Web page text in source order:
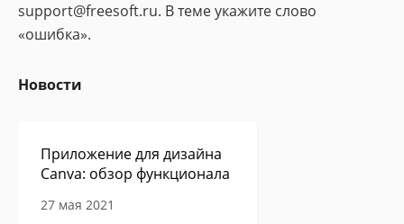
support@freesoft.ru. В теме укажите слово
«ошибка».
Новости
Приложение для дизайна
Canva: обзор функционала
27 мая 2021